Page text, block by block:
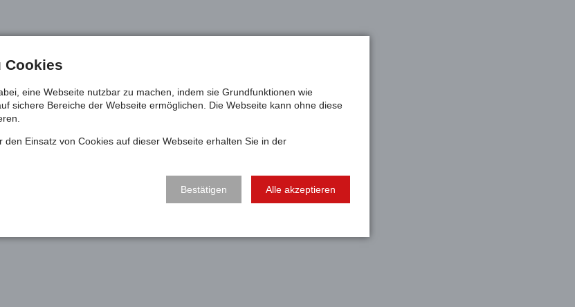
Cookies
eine Webseite nutzbar zu machen, indem sie Grundfunktionen wie
sichere Bereiche der Webseite ermöglichen. Die Webseite kann ohne diese
den Einsatz von Cookies auf dieser Webseite erhalten Sie in der
Bestätigen Alle akzeptieren